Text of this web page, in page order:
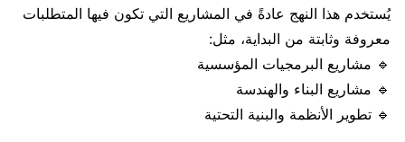
يُستخدم هذا النهج عادةً في المشاريع التي تكون فيها المتطلبات
معروفة وثابتة من البداية، مثل:
🔹 مشاريع البرمجيات المؤسسية
🔹 مشاريع البناء والهندسة
🔹 تطوير الأنظمة والبنية التحتية